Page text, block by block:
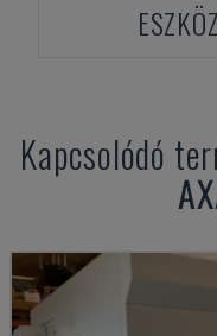
Kapcsolódó